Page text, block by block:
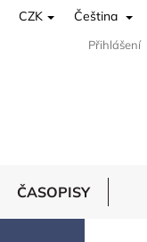
CZK Čeština
Přihlášení
ČASOPISY